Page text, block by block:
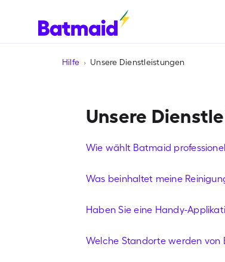
Hilfe Unsere Dienstleistungen
Unsere
Wie wählt Batmaid
Was beinhaltet meine
Haben Sie eine Handy-
Welche Standorte werden